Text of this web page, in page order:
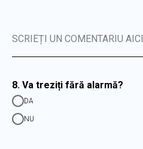
SCRIEȚI UN COMENTARIU AICI
8. Va treziți fără alarmă?
DA
NU